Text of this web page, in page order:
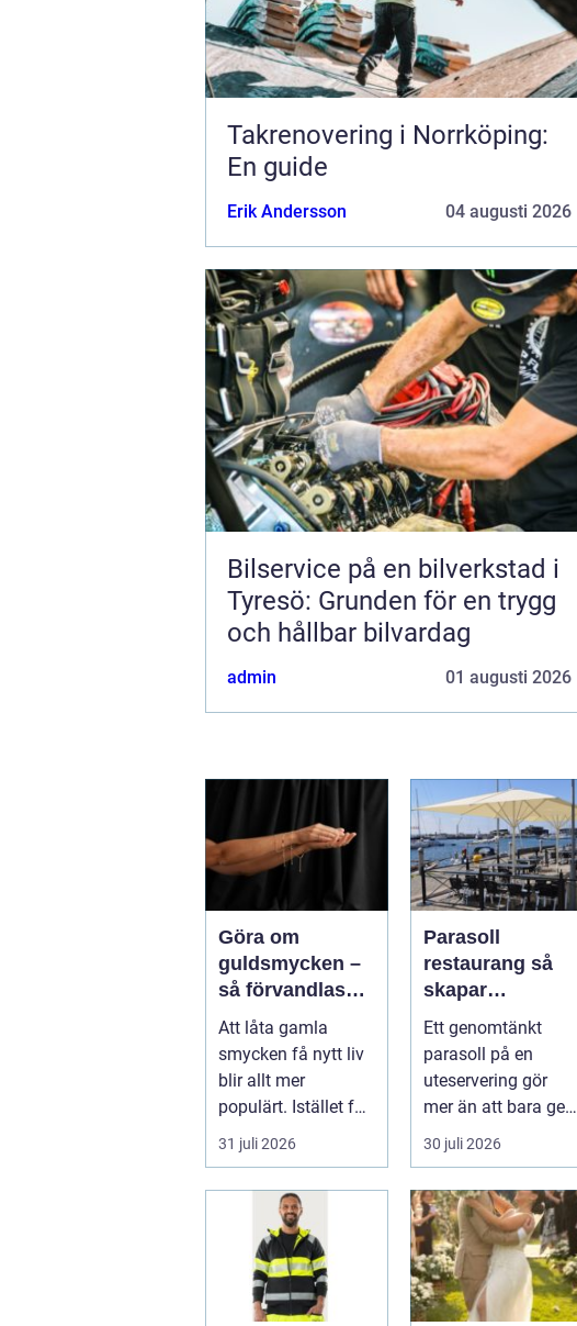
Takrenovering i Norrköping:
En guide
Erik Andersson 04 augusti 2026
Bilservice på en bilverkstad i
Tyresö: Grunden för en trygg
och hållbar bilvardag
admin 01 augusti 2026
Göra om
guldsmycken –
så förvandlas
minnen till nya
favoriter
Att låta gamla
smycken få nytt liv
blir allt mer
populärt. Istället för
a...
31 juli 2026
Parasoll
restaurang så
skapar
uteserveringen
rätt känsla året
runt
Ett genomtänkt
parasoll på en
uteservering gör
mer än att bara ge
skugga. Det
påverkar hur länge
gäs...
30 juli 2026